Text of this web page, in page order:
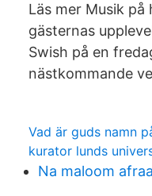
Läs mer Musik
gästernas
Swish på en
nästkommande
Vad är guds namn
kurator lunds
Na maloom